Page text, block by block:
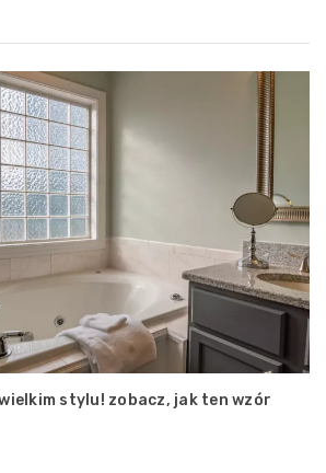
stylu! zobacz, jak ten wzór